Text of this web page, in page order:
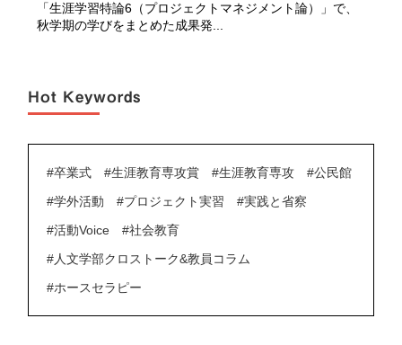
「生涯学習特論6（プロジェクトマネジメント論）」で、
秋学期の学びをまとめた成果発...
Hot Keywords
#卒業式 #生涯教育専攻賞 #生涯教育専攻
#公民館
#学外活動
#プロジェクト実習
#実践と省察
#活動Voice
#社会教育
#人文学部クロストーク&教員コラム
#ホースセラピー